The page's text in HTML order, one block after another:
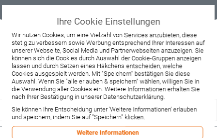
Beratung & Verkauf
+49 37467 66944
Montag - Freitag:
10:00 - 12:00 Uhr
13:00 - 16:00 Uhr
Samstag:
9:00 - 12:00 Uhr
Lieferzeitanfrage Widerruf
Ihre Cookie Einstellungen
Wir nutzen Cookies, um eine Vielzahl von Services anzubieten, diese
stetig zu verbessern sowie Werbung entsprechend Ihrer Interessen auf
unserer Webseite, Social Media und Partnerwebseiten anzuzeigen. Sie
können sich die Cookies durch Auswahl der Cookie-Gruppen anzeigen
lassen und durch Setzen eines Häkchens entscheiden, welche
Cookies ausgespielt werden. Mit "Speichern" bestätigen Sie diese
Auswahl. Wenn Sie "alle erlauben & speichern" wählen, willigen Sie in
die Verwendung aller Cookies ein. Weitere Informationen erhalten Sie
nach Ihrer Bestätigung in unserer Datenschutzerklärung.
Sie können Ihre Entscheidung unter 'Weitere Informationen' erlauben
und speichern, indem Sie auf "Speichern" klicken.
Weitere Informationen